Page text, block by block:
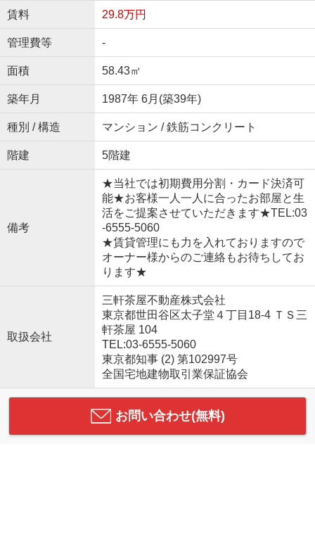
賃料 29.8万円
管理費等 -
面積 58.43㎡
築年月 1987年 6月(築39年)
種別 / 構造 マンション / 鉄筋コンクリート
階建 5階建
備考
★当社では初期費用分割・カード決済可
能★お客様一人一人に合ったお部屋と生
活をご提案させていただきます★TEL:03
-6555-5060
★賃貸管理にも力を入れておりますので
オーナー様からのご連絡もお待ちしてお
ります★
取扱会社
三軒茶屋不動産株式会社
東京都世田谷区太子堂４丁目18-4 ＴＳ三
軒茶屋 104
TEL:03-6555-5060
東京都知事 (2) 第102997号
全国宅地建物取引業保証協会
お問い合わせ(無料)